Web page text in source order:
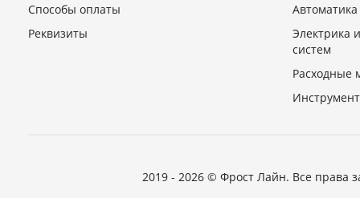
Способы оплаты
Реквизиты
Электрика
систем
Расходные
2019 - 2026 © Фрост Лайн. Все права